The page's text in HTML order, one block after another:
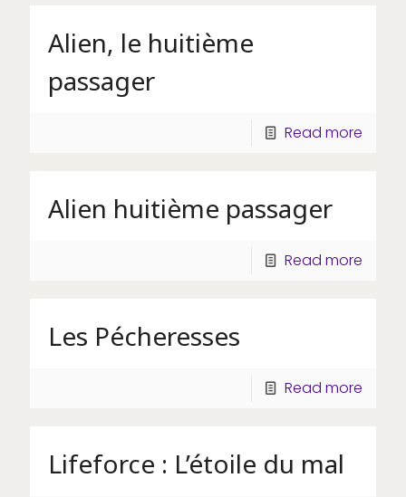
Alien, le huitième
passager
Read more
Alien huitième passager
Read more
Les Pécheresses
Read more
Lifeforce : L’étoile du mal